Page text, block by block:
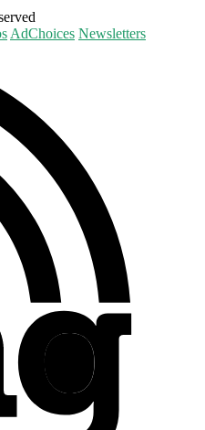
AdChoices Newsletters